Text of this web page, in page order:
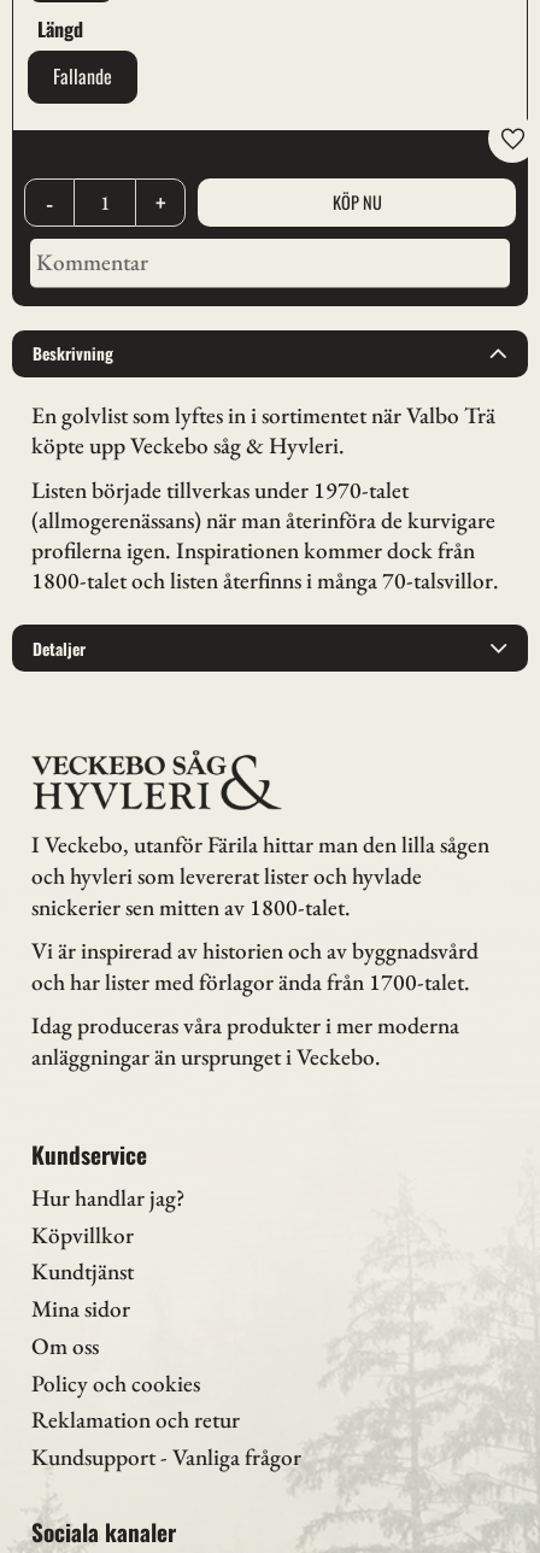
Längd
Fallande
+
-
Beskrivning
En golvlist som lyftes in i sortimentet när Valbo Trä
köpte upp Veckebo såg & Hyvleri.
Listen började tillverkas under 1970-talet
(allmogerenässans) när man återinföra de kurvigare
profilerna igen. Inspirationen kommer dock från
1800-talet och listen återfinns i många 70-talsvillor.
Detaljer
I Veckebo, utanför Färila hittar man den lilla sågen
och hyvleri som levererat lister och hyvlade
snickerier sen mitten av 1800-talet.
Vi är inspirerad av historien och av byggnadsvård
och har lister med förlagor ända från 1700-talet.
Idag produceras våra produkter i mer moderna
anläggningar än ursprunget i Veckebo.
Kundservice
Hur handlar jag?
Köpvillkor
Kundtjänst
Mina sidor
Om oss
Policy och cookies
Reklamation och retur
Kundsupport - Vanliga frågor
Sociala kanaler